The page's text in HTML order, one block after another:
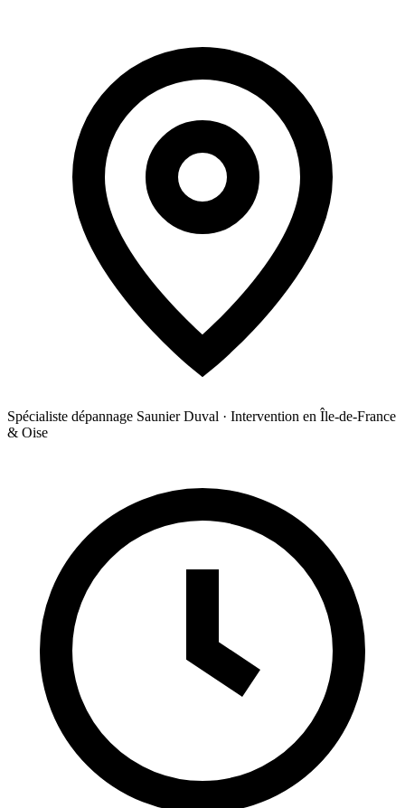
Spécialiste dépannage Saunier Duval · Intervention en Île-de-France
& Oise